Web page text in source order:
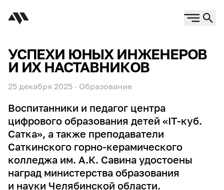
УСПЕХИ ЮНЫХ ИНЖЕНЕРОВ
И ИХ НАСТАВНИКОВ
25 декабря 2025 · Образование
Воспитанники и педагог центра
цифрового образования детей «IT-куб.
Сатка», а также преподаватели
Саткинского горно-керамического
колледжа им. А.К. Савина удостоены
наград министерства образования
и науки Челябинской области.